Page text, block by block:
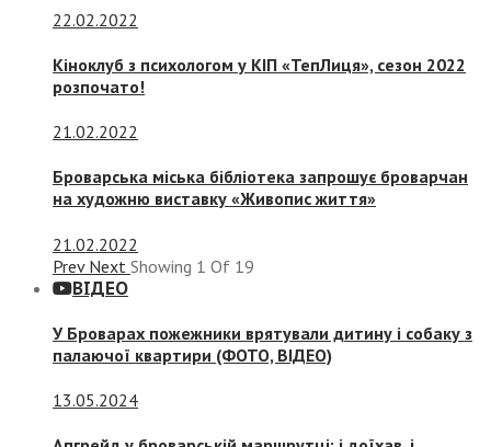
22.02.2022
Кіноклуб з психологом у КІП «ТепЛиця», сезон 2022
розпочато!
21.02.2022
Броварська міська бібліотека запрошує броварчан
на художню виставку «Живопис життя»
21.02.2022
Prev Next Showing 1 Of 19
ВІДЕО
У Броварах пожежники врятували дитину і собаку з
палаючої квартири (ФОТО, ВІДЕО)
13.05.2024